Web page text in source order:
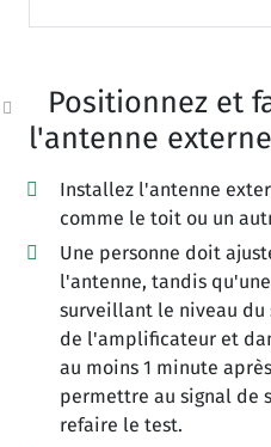
Positionnez et
l'antenne externe
Installez l'antenne
comme le toit ou un
Une personne doit
l'antenne, tandis
surveillant le niveau du
de l'amplificateur et
au moins 1 minute
permettre au signal de
refaire le test.